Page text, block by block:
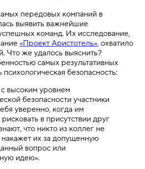
передовых компаний в
выявить важнейшие
команд. Их исследование,
«Проект Аристотель», охватило
Что же удалось выяснить?
самых результативных
психологическая безопасность:
высоким уровнем
безопасности участники
уверенно, когда им
в присутствии друг
что никто из коллег не
накажет их за допущенную
вопрос или
идею».